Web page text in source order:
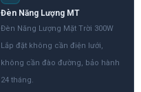
Đèn Năng Lượng MT
Đèn Năng Lượng Mặt Trời 300W
Lắp đặt không cần điện lưới,
không cần đào đường, bảo hành
24 tháng.